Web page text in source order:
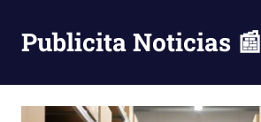
contenido
Publicita Noticias 📰